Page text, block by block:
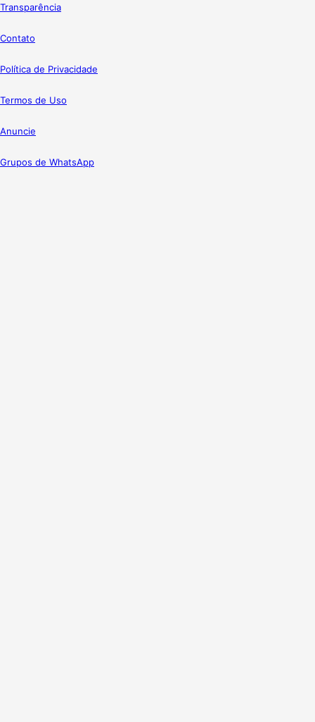
Transparência
Contato
Política de Privacidade
Termos de Uso
Anuncie
Grupos de WhatsApp